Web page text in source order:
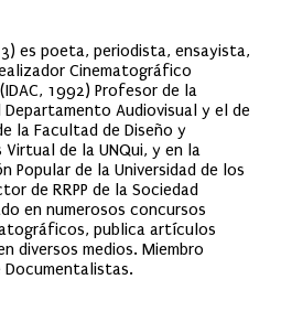
es poeta, periodista, ensayista,
Cinematográfico
1992) Profesor de la
Departamento Audiovisual y el de
la Facultad de Diseño y
Virtual de la UNQui, y en la
Popular de la Universidad de los
de RRPP de la Sociedad
en numerosos concursos
publica artículos
diversos medios. Miembro